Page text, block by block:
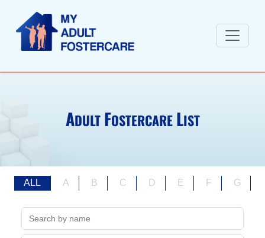
ADULT FOSTERCARE LIST
ALL A B C D E F G